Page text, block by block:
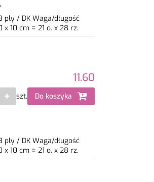
ply / DK Waga/długość
10 cm = 21 o. x 28 rz.
11.60
szt. Do koszyka
ply / DK Waga/długość
10 cm = 21 o. x 28 rz.